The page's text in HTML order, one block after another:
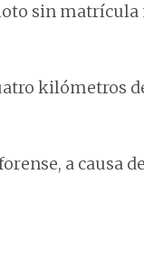
sin
kilómetros
a causa